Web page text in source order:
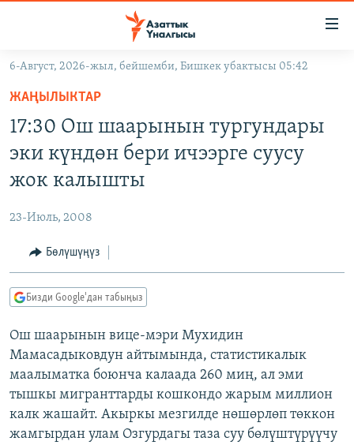
Навигацияга
өтүңүз
салыңыз
МАДАНИЯТ
УКРАИНА
ТВ ПРОГРАММАЛАР
БҮГҮН АЗАТТЫКТА
ДАНИСТЕ
ЭЖЕ-СИҢДИЛЕР
АЗАТТЫК+
ЫҢГАЙСЫЗ СУРООЛОР
ПОДКАСТ
ОНЛАЙН ШЕРИНЕ
6-Август, 2026-жыл, бейшемби, Бишкек убактысы 05:42
ЖАҢЫЛЫКТАР
17:30 Ош шаарынын тургундары
эки күндөн бери ичээрге суусу
жок калышты
23-Июль, 2008
Бөлүшүңүз
Бизди Google'дан табыңыз
Ош шаарынын вице-мэри Мухидин
Мамасадыковдун айтымында, статистикалык
маалыматка боюнча калаада 260 миң, ал эми
тышкы мигранттарды кошкондо жарым миллион
калк жашайт. Акыркы мезгилде нөшөрлөп төккон
жамгырдан улам Озгурдагы таза суу бөлүштүрүүчу